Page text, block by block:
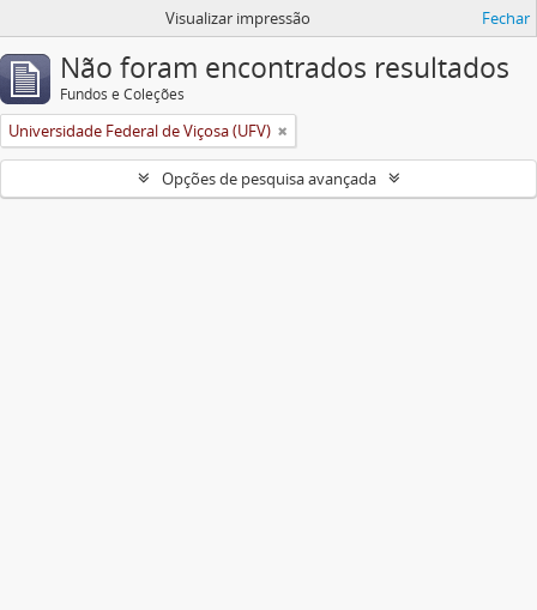
Visualizar impressão Fechar
Não foram encontrados resultados
Fundos e Coleções
Universidade Federal de Viçosa (UFV)
Opções de pesquisa avançada